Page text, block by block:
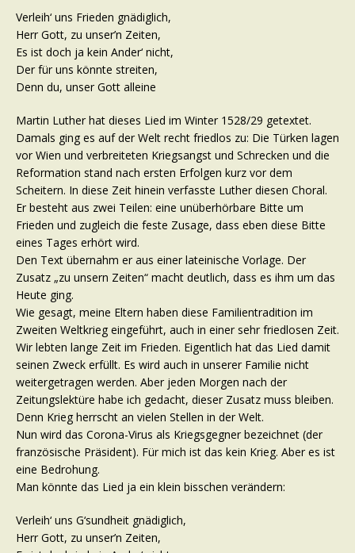
Verleih‘ uns Frieden gnädiglich,
Herr Gott, zu unser’n Zeiten,
Es ist doch ja kein Ander‘ nicht,
Der für uns könnte streiten,
Denn du, unser Gott alleine
Martin Luther hat dieses Lied im Winter 1528/29 getextet.
Damals ging es auf der Welt recht friedlos zu: Die Türken lagen
vor Wien und verbreiteten Kriegsangst und Schrecken und die
Reformation stand nach ersten Erfolgen kurz vor dem
Scheitern. In diese Zeit hinein verfasste Luther diesen Choral.
Er besteht aus zwei Teilen: eine unüberhörbare Bitte um
Frieden und zugleich die feste Zusage, dass eben diese Bitte
eines Tages erhört wird.
Den Text übernahm er aus einer lateinische Vorlage. Der
Zusatz „zu unsern Zeiten“ macht deutlich, dass es ihm um das
Heute ging.
Wie gesagt, meine Eltern haben diese Familientradition im
Zweiten Weltkrieg eingeführt, auch in einer sehr friedlosen Zeit.
Wir lebten lange Zeit im Frieden. Eigentlich hat das Lied damit
seinen Zweck erfüllt. Es wird auch in unserer Familie nicht
weitergetragen werden. Aber jeden Morgen nach der
Zeitungslektüre habe ich gedacht, dieser Zusatz muss bleiben.
Denn Krieg herrscht an vielen Stellen in der Welt.
Nun wird das Corona-Virus als Kriegsgegner bezeichnet (der
französische Präsident). Für mich ist das kein Krieg. Aber es ist
eine Bedrohung.
Man könnte das Lied ja ein klein bisschen verändern:
Verleih‘ uns G‘sundheit gnädiglich,
Herr Gott, zu unser’n Zeiten,